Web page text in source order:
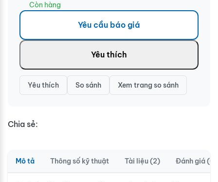
Còn hàng
Yêu cầu báo giá
Yêu thích
Yêu thích So sánh Xem trang so sánh
Chia sẻ:
Mô tả Thông số kỹ thuật Tài liệu (2) Đánh giá (0)